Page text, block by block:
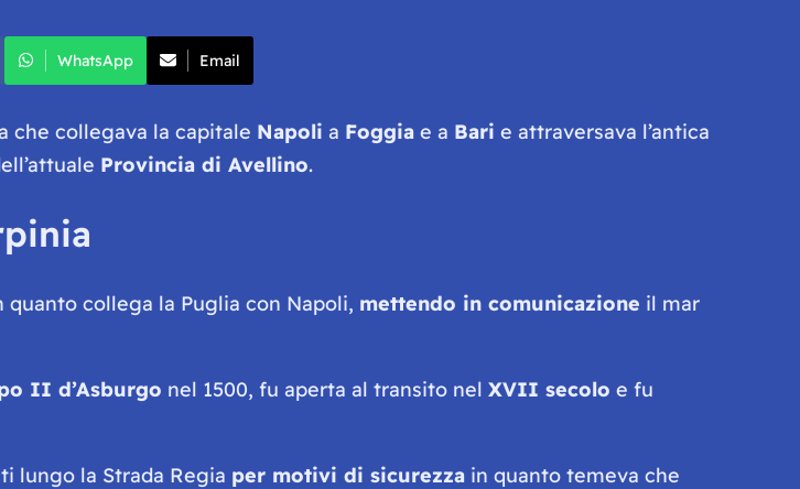
WhatsApp Email
che collegava la capitale Napoli a Foggiae a Bari e attraversava l’antica
Provincia di Avellino.
quanto collega la Puglia con Napoli, mettendo in comunicazione il mar
II d’Asburgo nel 1500, fu aperta al transito nel XVII secolo e fu
lungo la Strada Regia per motivi di sicurezzain quanto temeva che